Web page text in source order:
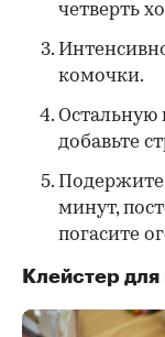
четверть
комочки.
Остальную
добавьте
Подержите
минут,
погасите
Клейстер